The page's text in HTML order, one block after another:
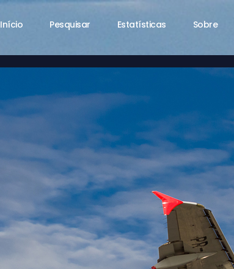
Início Pesquisar Estatísticas Sobre